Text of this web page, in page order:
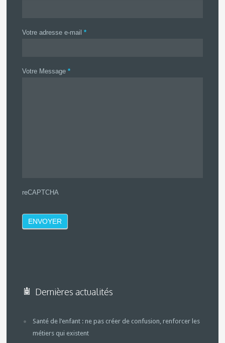
Votre adresse e-mail *
Votre Message *
reCAPTCHA
Dernières actualités
Santé de l’enfant : ne pas créer de confusion, renforcer les
métiers qui existent